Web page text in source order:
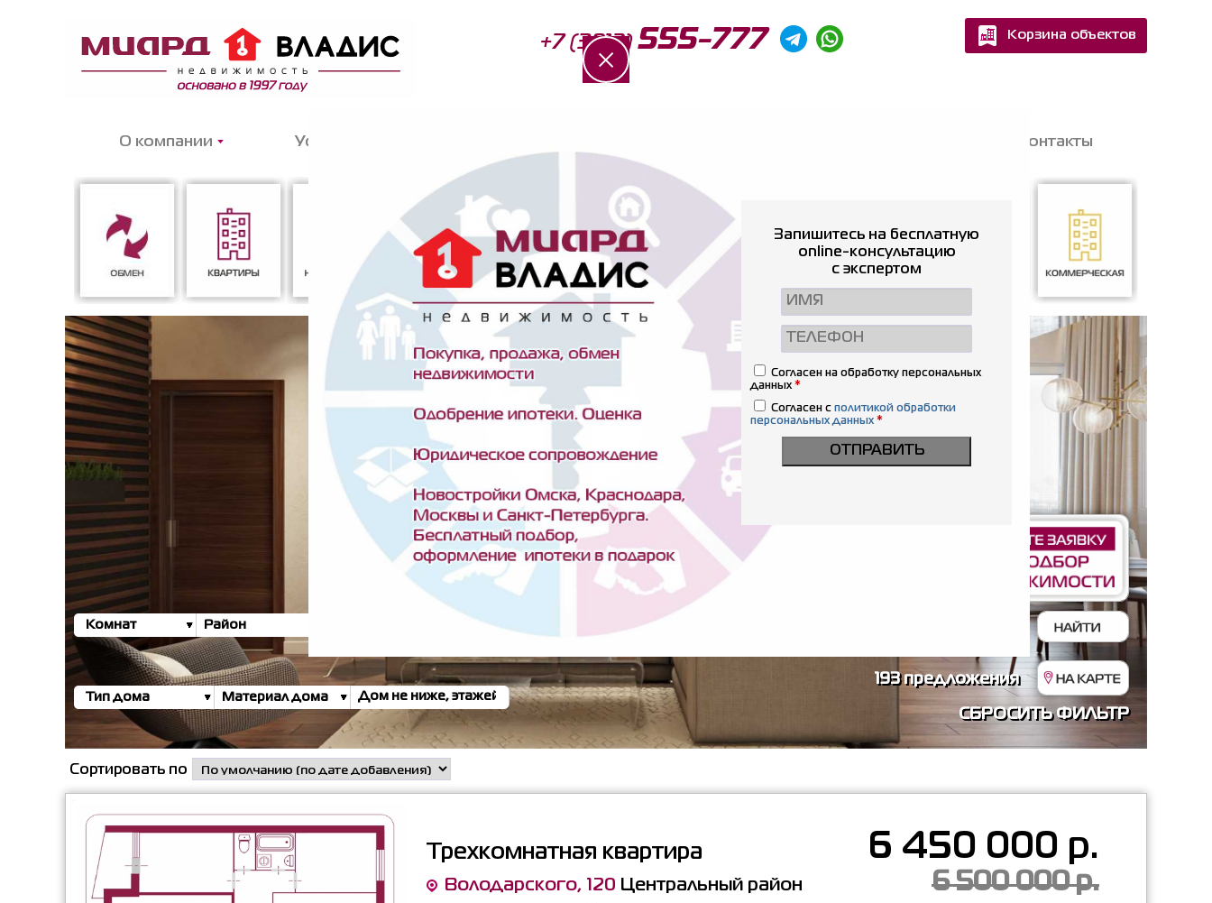
+7 (3812) 555-777 Корзина объектов
О компании Услуги Контакты
Коммерческая
Обмен Новостройки Коттеджи Частные дома
193 предложения
СБРОСИТЬ ФИЛЬТР
Комнат Район
Тип дома Материал дома
Сортировать по
6 450 000 р.
6 500 000 р.
Трехкомнатная квартира
Володарского, 120 Центральный район
Запишитесь на бесплатную
online-консультацию
с экспертом
Согласен на обработку персональных
данных *
Согласен с политикой обработки
персональных данных *
ОТПРАВИТЬ